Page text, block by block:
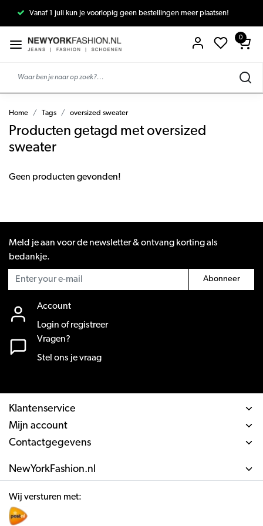
Vanaf 1 juli kun je voorlopig geen bestellingen meer plaatsen!
0
Home Tags oversized sweater
Producten getagd met oversized
sweater
Geen producten gevonden!
Meld je aan voor de newsletter & ontvang korting als
bedankje.
Abonneer
Account
Login of registreer
Vragen?
Stel ons je vraag
Klantenservice
Mijn account
Contactgegevens
NewYorkFashion.nl
Wij versturen met: